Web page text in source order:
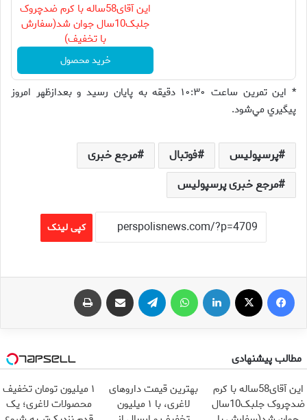
این آقای58ساله با کرم ضدچروک
جلبک10سال جوان شد(سفارش
با تخفیف)
خرید محصول
* اين تمرين ساعت ۱۰:۳۰ دقيقه به پايان رسيد و بعدازظهر امروز
پيگيري مي‌شود.
پرسپولیس فوتبال
مرجع خبری
مرجع خبری پرسپولیس
کپی لینک
فیس بوک لینکدین تلگرام اشتراک گذاری از طریق ایمیل
مطالب پیشنهادی
این آقای58ساله با کرم
ضدچروک جلبک10سال
بهترین قیمت داروهای
لاغری، با ۱ میلیون
۱ میلیون تومان تخفیف
محصولات لاغری؛ یک